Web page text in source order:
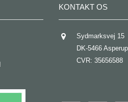
KONTAKT OS
Sydmarksvej 15
DK-5466 Asperup
CVR: 35656588